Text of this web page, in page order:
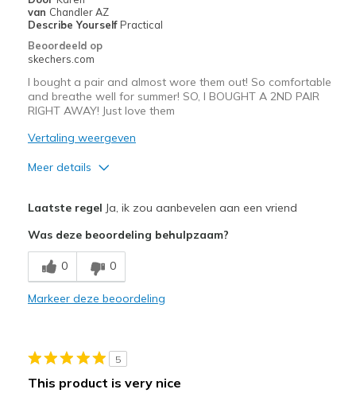
View On Shoes
Shoes are for Wearing
van Chandler AZ
Describe Yourself Practical
Beoordeeld op
skechers.com
I bought a pair and almost wore them out! So comfortable
and breathe well for summer! SO, I BOUGHT A 2ND PAIR
RIGHT AWAY! Just love them
Vertaling weergeven
Meer details
Breathe Well
Comfortable
Beste toepassingen
Laatste regel Ja, ik zou aanbevelen aan een vriend
Was deze beoordeling behulpzaam?
0 0
Markeer deze beoordeling
5
This product is very nice